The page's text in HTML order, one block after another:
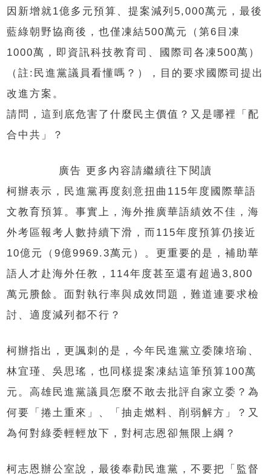
因新增就1億多元預算、提案減列5,000萬元，最後
藍綠朝野協商後，也僅凍結500萬元（第6目凍
1000萬，即資訊科技教育司、國際司各凍500萬）
（註:民進黨議員看懂嗎？），目的要求國際司提出
改進方案。
請問，這到底危害了什麼民主價值？又是哪裡「配
合中共」？
廣告 更多內容請繼續往下閱讀
柯辦表示，民進黨再度刻意扭曲115年度國際華語
文教育預算。事實上，海外推廣華語績效不佳，海
外考區報考人數持續下滑，而115年度預算仍接近
10億元（9億9969.3萬元）。更重要的是，補助華
語人才赴海外任教，114年度甚至還有超過3,800
萬元賸餘。面對執行率與成效問題，難道連要求檢
討、適度減列都不行？
柯辦指出，更諷刺的是，今年民進黨立委陳培瑜、
林宜瑾、吳思瑤，也同樣提案凍結這筆預算100萬
元。高雄民進黨議員怎麼不敢去批評自家立委？為
何要「捲土重來」、「抽走燃料、削弱解方」？又
為何對綠委輕輕放下，對柯志恩卻無限上綱？
柯志恩辦公室說，最後奉勸民進黨，不要把「監督